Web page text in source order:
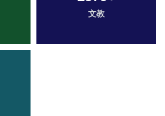
文教